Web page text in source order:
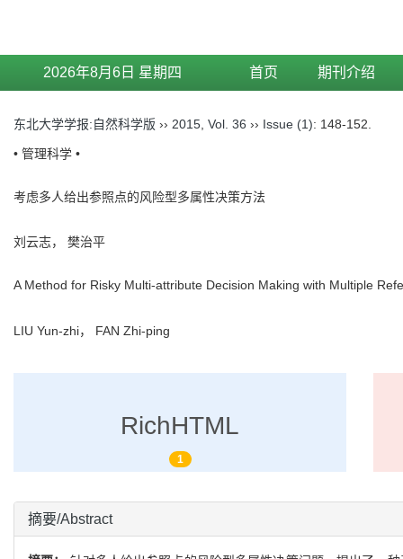
2026年8月6日 星期四 首页 期刊介绍
东北大学学报:自然科学版 ›› 2015 Vol. 36 ›› Issue (1): 148-152.
• 管理科学 •
考虑多人给出参照点的风险型多属性决策方法
刘云志， 樊治平
A Method for Risky Multi-attribute Decision Making with Multiple
LIU Yun-zhi， FAN Zhi-ping
RichHTML
1